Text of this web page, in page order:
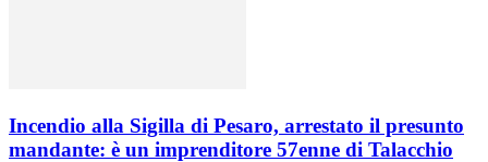
Incendio alla Sigilla di Pesaro, arrestato il presunto
mandante: è un imprenditore 57enne di Talacchio